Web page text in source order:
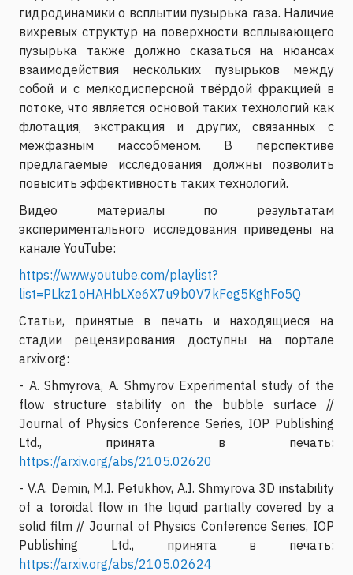
гидродинамики о всплытии пузырька газа. Наличие
вихревых структур на поверхности всплывающего
пузырька также должно сказаться на нюансах
взаимодействия нескольких пузырьков между
собой и с мелкодисперсной твёрдой фракцией в
потоке, что является основой таких технологий как
флотация, экстракция и других, связанных с
межфазным массобменом. В перспективе
предлагаемые исследования должны позволить
повысить эффективность таких технологий.
Видео материалы по результатам
экспериментального исследования приведены на
канале YouTube:
https://www.youtube.com/playlist?
list=PLkz1oHAHbLXe6X7u9b0V7kFeg5KghFo5Q
Статьи, принятые в печать и находящиеся на
стадии рецензирования доступны на портале
arxiv.org:
- A. Shmyrova, A. Shmyrov Experimental study of the
flow structure stability on the bubble surface //
Journal of Physics Conference Series, IOP Publishing
Ltd., принята в печать:
https://arxiv.org/abs/2105.02620
- V.A. Demin, M.I. Petukhov, A.I. Shmyrova 3D instability
of a toroidal flow in the liquid partially covered by a
solid film // Journal of Physics Conference Series, IOP
Publishing Ltd., принята в печать:
https://arxiv.org/abs/2105.02624